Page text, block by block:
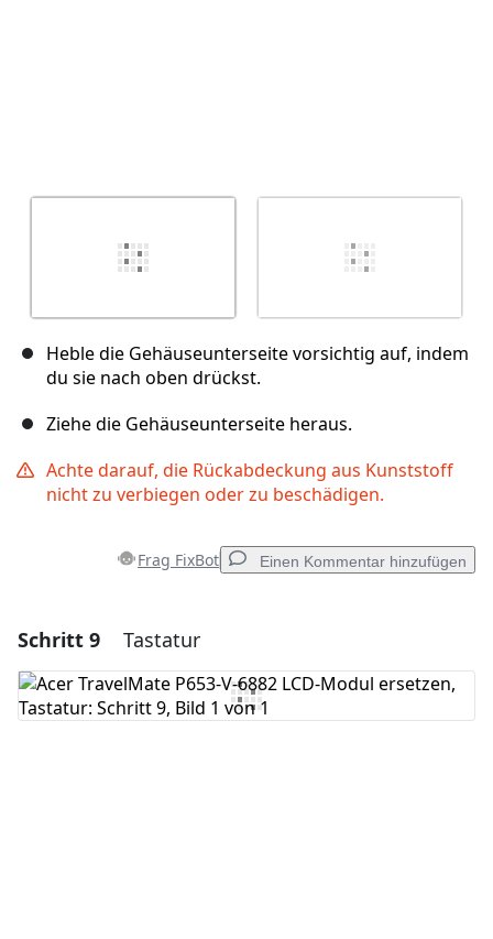
Heble die Gehäuseunterseite vorsichtig auf, indem
du sie nach oben drückst.
Ziehe die Gehäuseunterseite heraus.
Achte darauf, die Rückabdeckung aus Kunststoff
nicht zu verbiegen oder zu beschädigen.
Frag FixBot Einen Kommentar hinzufügen
Einen Kommentar hinzufügen
Kommentar hinzufügen
Schritt 9 Tastatur